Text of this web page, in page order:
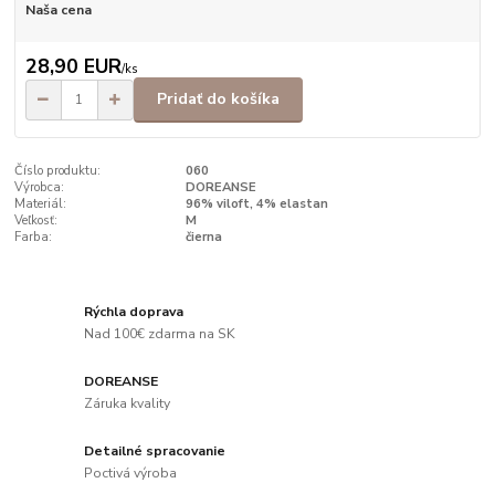
Naša cena
28,90 EUR/ks
Pridať do košíka
Číslo produktu:
060
Výrobca:
DOREANSE
Materiál:
96% viloft, 4% elastan
Veľkosť:
M
Farba:
čierna
Rýchla doprava
Nad 100€ zdarma na SK
DOREANSE
Záruka kvality
Detailné spracovanie
Poctivá výroba